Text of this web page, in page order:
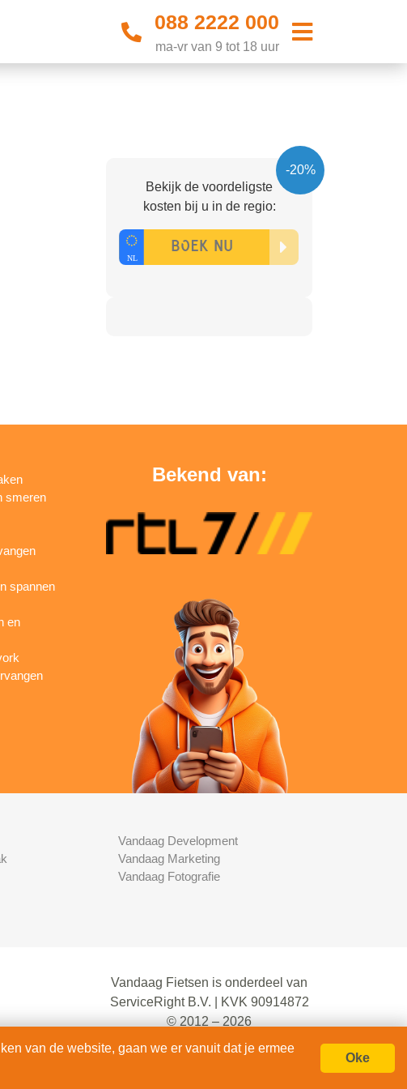
088 2222 000
ma-vr van 9 tot 18 uur
-20%
Bekijk de voordeligste
kosten bij u in de regio:
smeren
spannen
en
Bekend van:
Vandaag Development
Vandaag Marketing
Vandaag Fotografie
Vandaag Fietsen is onderdeel van
ServiceRight B.V. | KVK 90914872
© 2012 – 2026
alle rechten voorbehouden.
van de website, gaan we er vanuit dat je ermee
Oke